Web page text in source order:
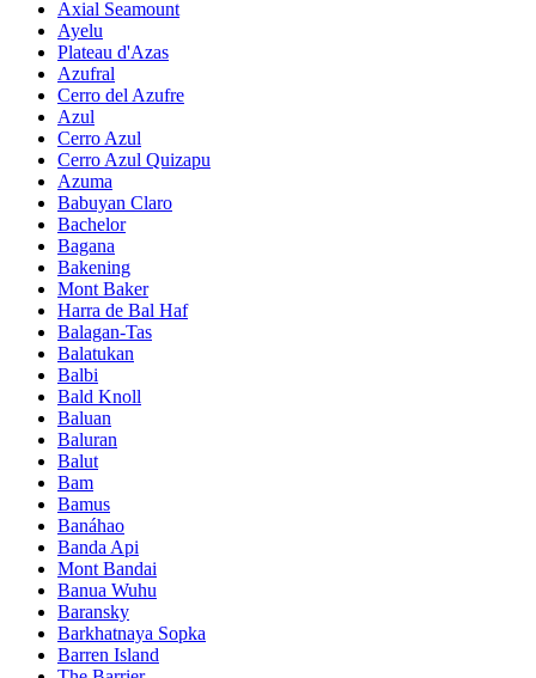
Axial Seamount
Ayelu
Plateau d'Azas
Azufral
Cerro del Azufre
Azul
Cerro Azul
Cerro Azul Quizapu
Azuma
Babuyan Claro
Bachelor
Bagana
Bakening
Mont Baker
Harra de Bal Haf
Balagan-Tas
Balatukan
Balbi
Bald Knoll
Baluan
Baluran
Balut
Bam
Bamus
Banáhao
Banda Api
Mont Bandai
Banua Wuhu
Baransky
Barkhatnaya Sopka
Barren Island